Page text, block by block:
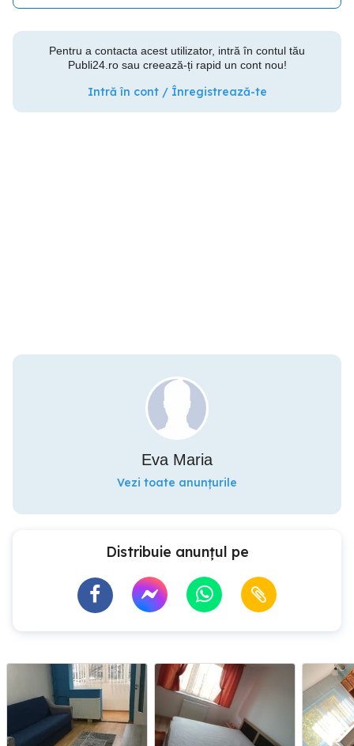
Pentru a contacta acest utilizator, intră în contul tău
Publi24.ro sau creează-ți rapid un cont nou!
Intră în cont / Înregistrează-te
Eva Maria
Vezi toate anunțurile
Distribuie anunțul pe